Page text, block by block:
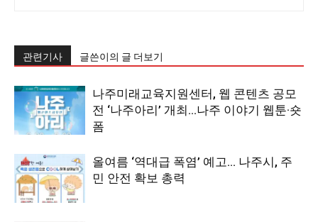
관련기사 글쓴이의 글 더보기
나주미래교육지원센터, 웹 콘텐츠 공모
전 ‘나주아리’ 개최…나주 이야기 웹툰·숏
폼
올여름 ‘역대급 폭염’ 예고… 나주시, 주
민 안전 확보 총력